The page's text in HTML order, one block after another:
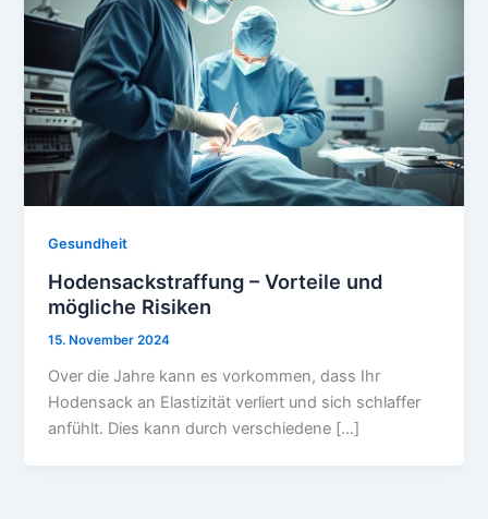
Gesundheit
Hodensackstraffung – Vorteile und
mögliche Risiken
15. November 2024
Over die Jahre kann es vorkommen, dass Ihr
Hodensack an Elastizität verliert und sich schlaffer
anfühlt. Dies kann durch verschiedene […]